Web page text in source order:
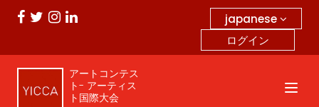
japanese
ログイン
アートコンテス
ト- アーティス
ト国際大会